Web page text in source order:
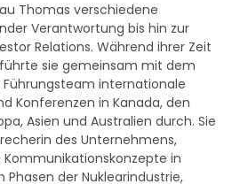
Thomas verschiedene
Verantwortung bis hin zur
Relations. Während ihrer Zeit
sie gemeinsam mit dem
Führungsteam internationale
Konferenzen in Kanada, den
Asien und Australien durch. Sie
des Unternehmens,
in
der Nuklearindustrie,